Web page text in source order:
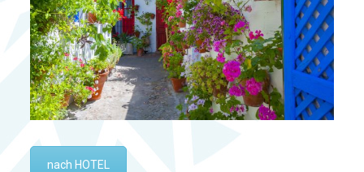
nach HOTEL